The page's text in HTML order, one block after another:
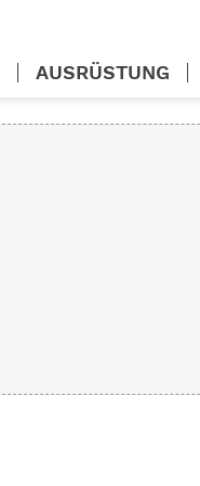
AUSRÜSTUNG